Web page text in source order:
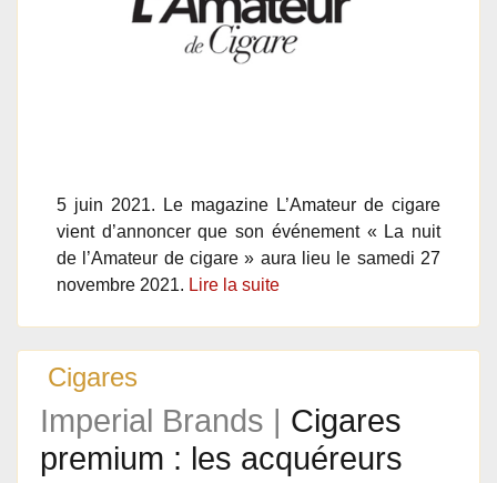
5 juin 2021. Le magazine L’Amateur de cigare
vient d’annoncer que son événement « La nuit
de l’Amateur de cigare » aura lieu le samedi 27
novembre 2021. Lire la suite
Cigares
Imperial Brands | Cigares
premium : les acquéreurs